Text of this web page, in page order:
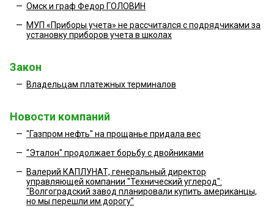
— Омск и граф Федор ГОЛОВИН
— МУП «Приборы учета» не рассчитался с подрядчиками за
установку приборов учета в школах
Закон
— Владельцам платежных терминалов
Новости компаний
— "Газпром нефть" на прощанье придала вес
— "Эталон" продолжает борьбу с двойниками
— Валерий КАПЛУНАТ, генеральный директор
управляющей компании "Технический углерод":
"Волгоградский завод планировали купить американцы,
но мы перешли им дорогу"